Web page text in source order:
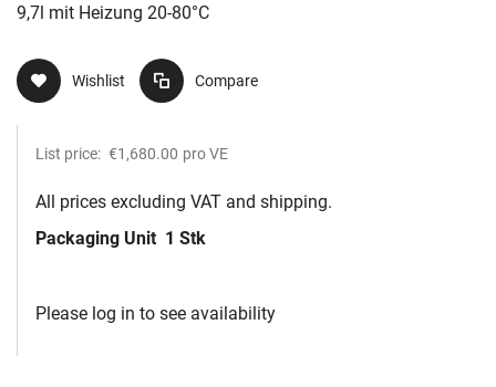
9,7l mit Heizung 20-80°C
Wishlist Compare
List price: €1,680.00 pro VE
All prices excluding VAT and shipping.
Packaging Unit 1 Stk
Please log in to see availability